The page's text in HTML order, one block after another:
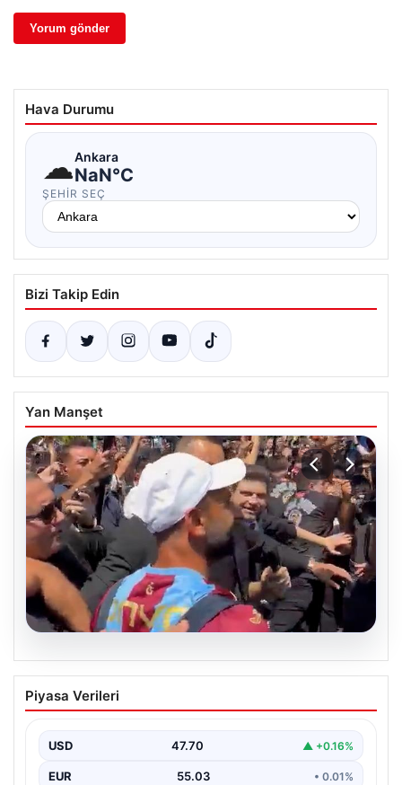
Hava Durumu
☁Ankara
NaN°C
ŞEHIR SEÇ
Bizi Takip Edin
Yan Manşet
05.08.2026
Mohamed Salah’tan Tarihi İlk Üçlü
Başarı
önemli bir dönüm noktasına imza attı. Takımının
hücum…
Piyasa Verileri
USD 47.70 ▲ +0.16%
EUR 55.03 • 0.01%